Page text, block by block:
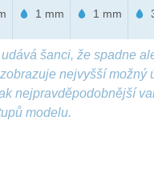
1 mm 1 mm
šanci, že spadne
nejvyšší možný
nejpravděpodobnější
modelu.